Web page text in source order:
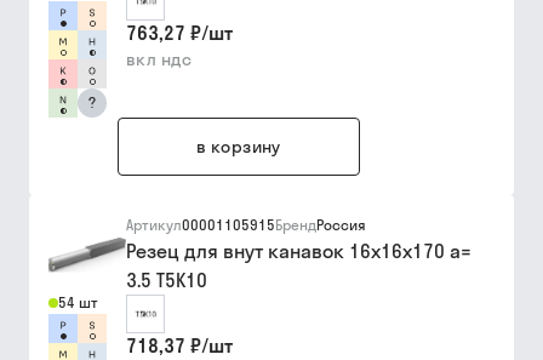
?
763,27 ₽/шт
вкл ндс
в корзину
54 шт
Артикул00001105915БрендРоссия
Резец для внут канавок 16х16х170 a=
3.5 Т5К10
718,37 ₽/шт